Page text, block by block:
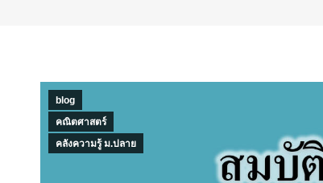
blog
คณิตศาสตร์
คลังความรู้ ม.ปลาย